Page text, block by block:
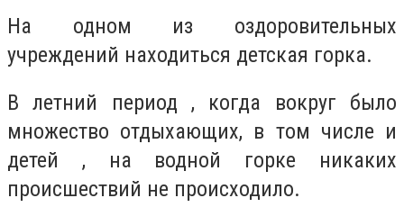
На одном из оздоровительных
учреждений находиться детская горка.
В летний период , когда вокруг было
множество отдыхающих, в том числе и
детей , на водной горке никаких
происшествий не происходило.